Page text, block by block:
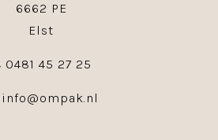
6662 PE
Elst
0481 45 27 25
info@ompak.nl